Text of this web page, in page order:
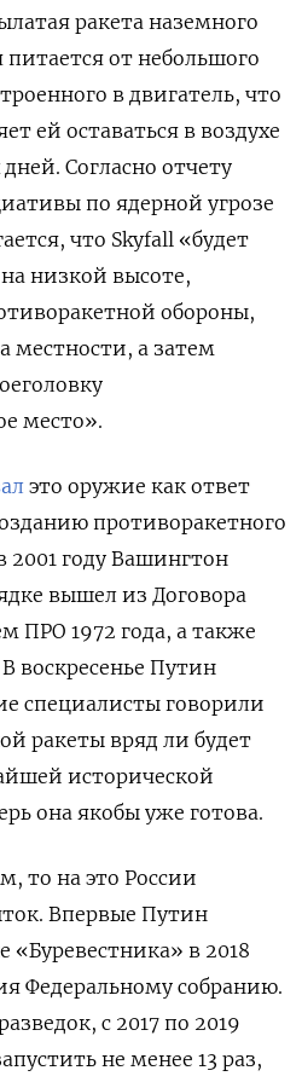
ракета наземного
от небольшого
в двигатель, что
ей оставаться в воздухе
Согласно отчету
по ядерной угрозе
что Skyfall «будет
низкой высоте,
обороны,
местности, а затем
место».
это оружие как ответ
противоракетного
2001 году Вашингтон
вышел из Договора
ПРО 1972 года, а также
воскресенье Путин
специалисты говорили
ракеты вряд ли будет
исторической
она якобы уже готова.
то на это России
Впервые Путин
«Буревестника» в 2018
Федеральному собранию.
с 2017 по 2019
не менее 13 раз,